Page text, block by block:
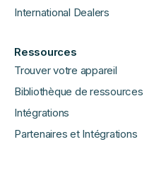
International Dealers
Ressources
Trouver votre appareil
Bibliothèque de ressources
Intégrations
Partenaires et Intégrations